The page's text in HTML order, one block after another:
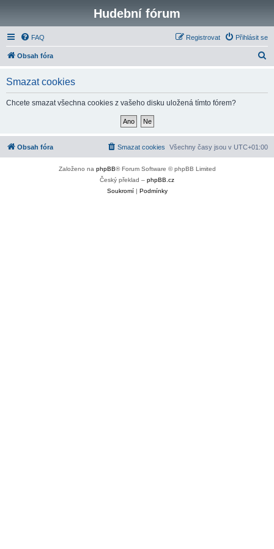
Hudební fórum
FAQ Přihlásit se
Registrovat
Obsah fóra
Smazat cookies
Chcete smazat všechna cookies z vašeho disku uložená tímto fórem?
Obsah fóra Všechny časy jsou v UTC+01:00
Smazat cookies
Založeno na phpBB® Forum Software © phpBB Limited
Český překlad – phpBB.cz
Soukromí| Podmínky